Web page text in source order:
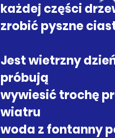
każdej części
zrobić pyszne
Jest wietrzny dzień
próbują
wywiesić trochę
wiatru
woda z fontanny